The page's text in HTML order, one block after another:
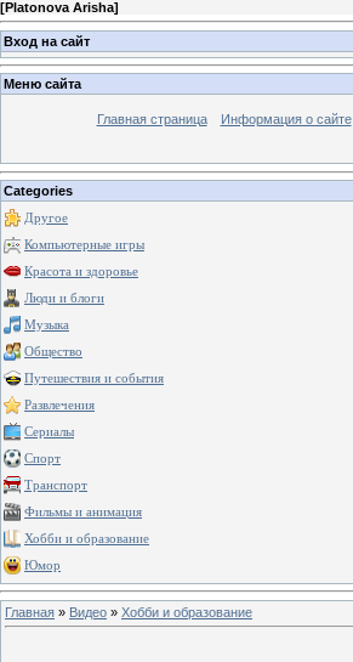
[Platonova Arisha]
Вход на сайт
Меню сайта
Главная страница Информация о сайте
Categories
Другое
Компьютерные игры
Красота и здоровье
Люди и блоги
Музыка
Общество
Путешествия и события
Развлечения
Сериалы
Спорт
Транспорт
Фильмы и анимация
Хобби и образование
Юмор
Главная » Видео » Хобби и образование